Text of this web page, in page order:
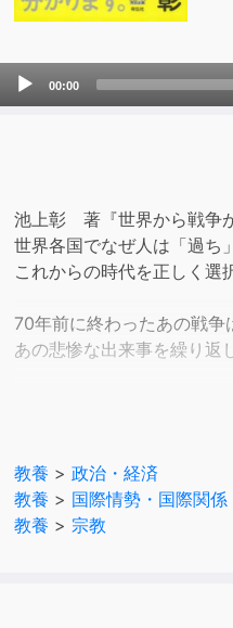
Audio
00:00
池上彰 著『世界から戦争
世界各国でなぜ人は「過ち
これからの時代を正しく選
70年前に終わったあの戦争
あの悲惨な出来事を繰り返
そこで必要なのは、しっ
本作品では、戦後70年間
戦後70年のいま、戦争当事
多くの人は当事者の体験記
教養 > 政治・経済
教養 > 国際情勢・国際関係
教養 > 宗教